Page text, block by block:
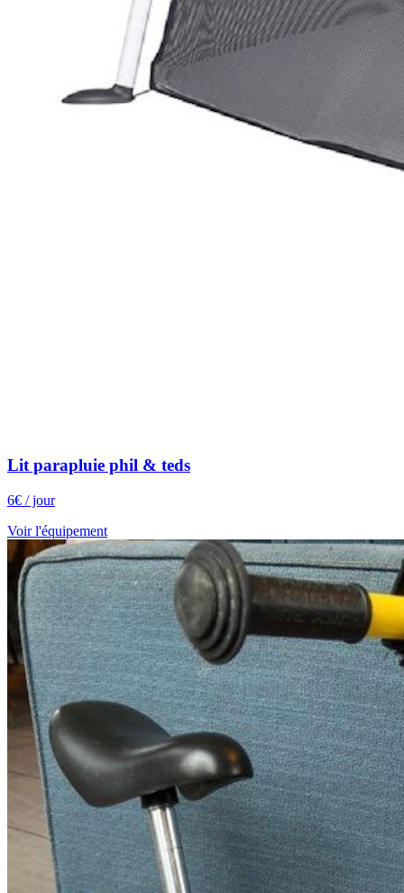
Lit parapluie phil & teds
6€ / jour
Voir l'équipement